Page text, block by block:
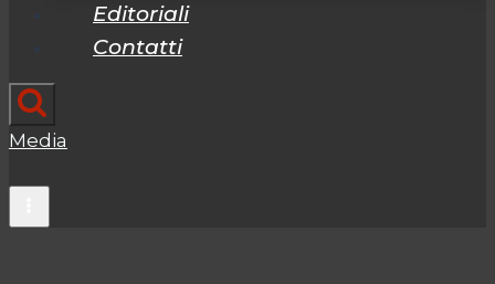
Editoriali
Contatti
Media